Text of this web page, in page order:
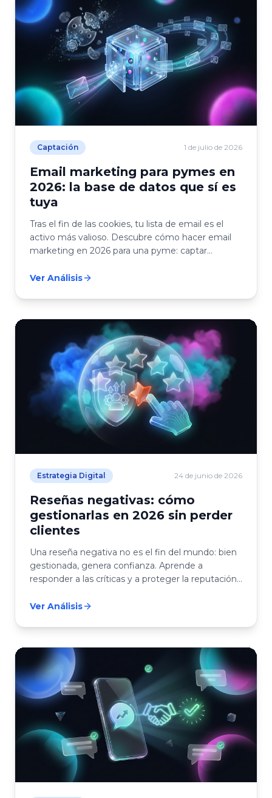
Captación 1 de julio de 2026
Email marketing para pymes en
2026: la base de datos que sí es
tuya
Tras el fin de las cookies, tu lista de email es el
activo más valioso. Descubre cómo hacer email
marketing en 2026 para una pyme: captar
Ver Análisis
Estrategia Digital 24 de junio de 2026
Reseñas negativas: cómo
gestionarlas en 2026 sin perder
clientes
Una reseña negativa no es el fin del mundo: bien
gestionada, genera confianza. Aprende a
responder a las críticas y a proteger la reputación
Ver Análisis